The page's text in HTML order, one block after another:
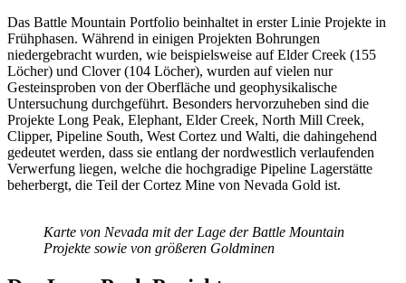
Das Battle Mountain Portfolio beinhaltet in erster Linie Projekte in
Frühphasen. Während in einigen Projekten Bohrungen
niedergebracht wurden, wie beispielsweise auf Elder Creek (155
Löcher) und Clover (104 Löcher), wurden auf vielen nur
Gesteinsproben von der Oberfläche und geophysikalische
Untersuchung durchgeführt. Besonders hervorzuheben sind die
Projekte Long Peak, Elephant, Elder Creek, North Mill Creek,
Clipper, Pipeline South, West Cortez und Walti, die dahingehend
gedeutet werden, dass sie entlang der nordwestlich verlaufenden
Verwerfung liegen, welche die hochgradige Pipeline Lagerstätte
beherbergt, die Teil der Cortez Mine von Nevada Gold ist.
Karte von Nevada mit der Lage der Battle Mountain
Projekte sowie von größeren Goldminen